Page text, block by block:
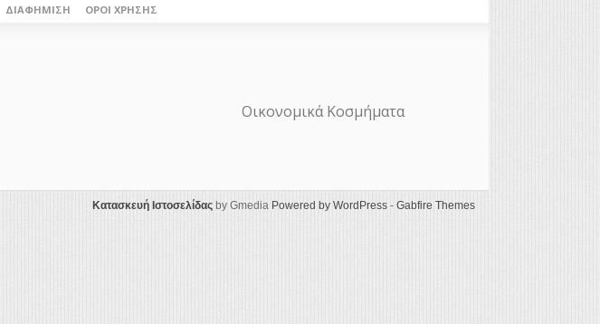
ΔΙΑΦΉΜΙΣΗ ΌΡΟΙ ΧΡΉΣΗΣ
Οικονομικά Κοσμήματα
Κατασκευή Ιστοσελίδαςby Gmedia Powered by WordPress- Gabfire Themes